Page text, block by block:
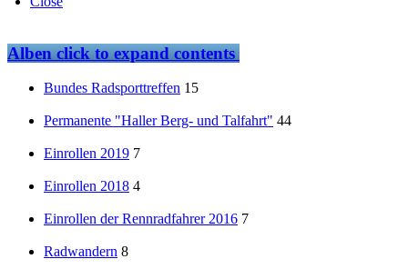
Albenclick to expand contents
Bundes Radsporttreffen 15
Permanente "Haller Berg- und Talfahrt" 44
Einrollen 2019 7
Einrollen 2018 4
Einrollen der Rennradfahrer 2016 7
Radwandern 8